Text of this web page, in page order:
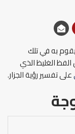
به في تلك
الفظ الغليظ الذي
على تفسير رؤية الجزار.